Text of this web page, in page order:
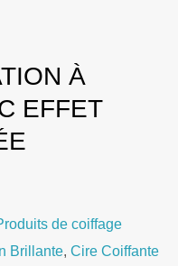
À
EFFET
de coiffage
Brillante, Cire Coiffante